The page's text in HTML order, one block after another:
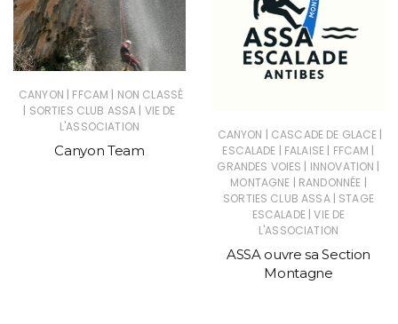
CANYON | FFCAM | NON CLASSÉ
| SORTIES CLUB ASSA | VIE DE
L'ASSOCIATION
Canyon Team
CANYON | CASCADE DE GLACE |
ESCALADE | FALAISE | FFCAM |
GRANDES VOIES | INNOVATION |
MONTAGNE | RANDONNÉE |
SORTIES CLUB ASSA | STAGE
ESCALADE | VIE DE
L'ASSOCIATION
ASSA ouvre sa Section
Montagne